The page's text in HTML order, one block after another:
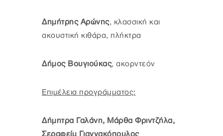
Δημήτρης Αρώνης, κλασσική και
ακουστική κιθάρα, πλήκτρα
Δήμος Βουγιούκας, ακορντεόν
Επιμέλεια προγράμματος:
Δήμητρα Γαλάνη, Μάρθα Φριντζήλα,
Σεραφείμ Γιαννακόπουλος